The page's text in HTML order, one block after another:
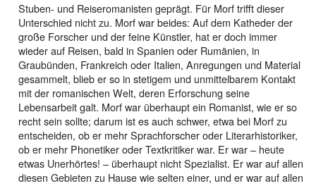
Stuben- und Reiseromanisten geprägt. Für Morf trifft dieser
Unterschied nicht zu. Morf war beides: Auf dem Katheder der
große Forscher und der feine Künstler, hat er doch immer
wieder auf Reisen, bald in Spanien oder Rumänien, in
Graubünden, Frankreich oder Italien, Anregungen und Material
gesammelt, blieb er so in stetigem und unmittelbarem Kontakt
mit der romanischen Welt, deren Erforschung seine
Lebensarbeit galt. Morf war überhaupt ein Romanist, wie er so
recht sein sollte; darum ist es auch schwer, etwa bei Morf zu
entscheiden, ob er mehr Sprachforscher oder Literarhistoriker,
ob er mehr Phonetiker oder Textkritiker war. Er war – heute
etwas Unerhörtes! – überhaupt nicht Spezialist. Er war auf allen
diesen Gebieten zu Hause wie selten einer, und er war auf allen